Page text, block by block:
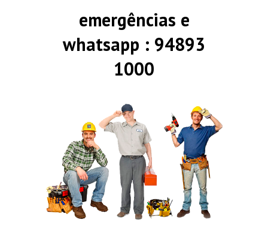
emergências e
whatsapp : 94893
1000